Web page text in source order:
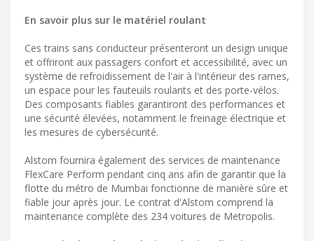
En savoir plus sur le matériel roulant
Ces trains sans conducteur présenteront un design unique
et offriront aux passagers confort et accessibilité, avec un
système de refroidissement de l'air à l'intérieur des rames,
un espace pour les fauteuils roulants et des porte-vélos.
Des composants fiables garantiront des performances et
une sécurité élevées, notamment le freinage électrique et
les mesures de cybersécurité.
Alstom fournira également des services de maintenance
FlexCare Perform pendant cinq ans afin de garantir que la
flotte du métro de Mumbai fonctionne de manière sûre et
fiable jour après jour. Le contrat d'Alstom comprend la
maintenance complète des 234 voitures de Metropolis.